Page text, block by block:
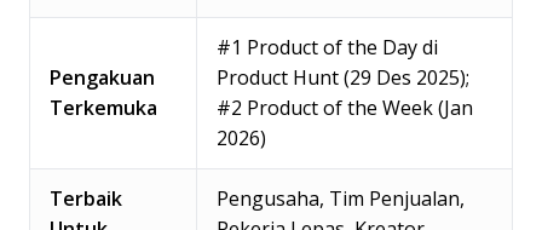
Pengakuan
Terkemuka
#1 Product of the Day di
Product Hunt (29 Des 2025);
#2 Product of the Week (Jan
2026)
Terbaik
Pengusaha, Tim Penjualan,